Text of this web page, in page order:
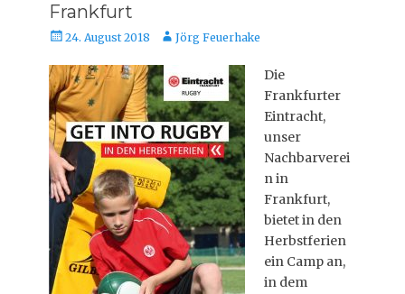
Frankfurt
Posted
24. August 2018 AutorJörg Feuerhake
Die
Frankfurter
Eintracht,
unser
Nachbarverei
n in
Frankfurt,
bietet in den
Herbstferien
ein Camp an,
in dem